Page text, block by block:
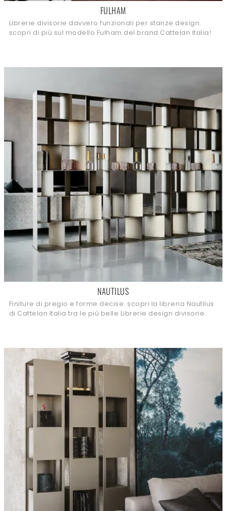
FULHAM
Librerie divisorie davvero funzionali per stanze design:
scopri di più sul modello Fulham del brand Cattelan Italia!
NAUTILUS
Finiture di pregio e forme decise: scopri la libreria Nautilus
di Cattelan Italia tra le più belle Librerie design divisorie.